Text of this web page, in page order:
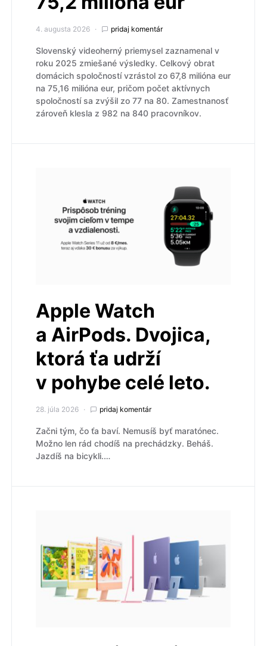
4. augusta 2026 pridaj komentár
Slovenský videoherný priemysel zaznamenal v
roku 2025 zmiešané výsledky. Celkový obrat
domácich spoločností vzrástol zo 67,8 milióna eur
na 75,16 milióna eur, pričom počet aktívnych
spoločností sa zvýšil zo 77 na 80. Zamestnanosť
zároveň klesla z 982 na 840 pracovníkov.
Apple Watch
a AirPods. Dvojica,
ktorá ťa udrží
v pohybe celé leto.
28. júla 2026 pridaj komentár
Začni tým, čo ťa baví. Nemusíš byť maratónec.
Možno len rád chodíš na prechádzky. Beháš.
Jazdíš na bicykli.…